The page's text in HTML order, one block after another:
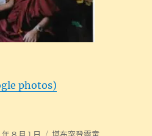
photos)
分